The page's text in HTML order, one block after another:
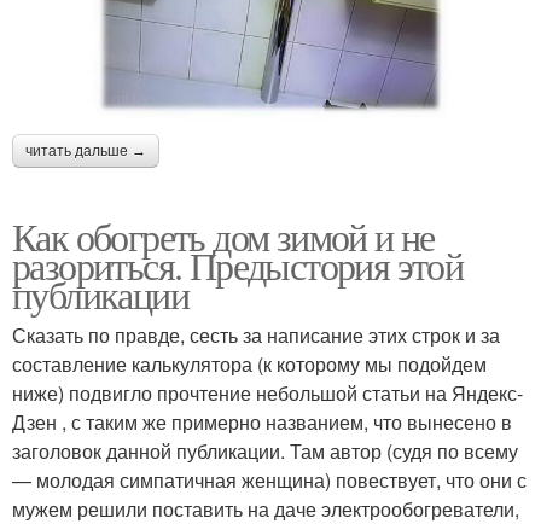
читать дальше →
Как обогреть дом зимой и не
разориться. Предыстория этой
публикации
Сказать по правде, сесть за написание этих строк и за
составление калькулятора (к которому мы подойдем
ниже) подвигло прочтение небольшой статьи на Яндекс-
Дзен , с таким же примерно названием, что вынесено в
заголовок данной публикации. Там автор (судя по всему
— молодая симпатичная женщина) повествует, что они с
мужем решили поставить на даче электрообогреватели,